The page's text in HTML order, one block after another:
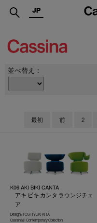
.
SERVICES
MAGAZINE
SHOPS
CATALOGUES
PROFESSIONAL
ONLINE STORE
JP
並べ替え：
最初 前 2
K06 AKI BIKI CANTA
アキ ビキ カンタ ラウンジチェ
ア
Design : TOSHIYUKI KITA
Cassina | I Contemporary Collection